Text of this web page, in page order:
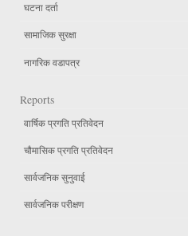
घटना दर्ता
सामाजिक सुरक्षा
नागरिक वडापत्र
Reports
वार्षिक प्रगति प्रतिवेदन
चौमासिक प्रगति प्रतिवेदन
सार्वजनिक सुनुवाई
सार्वजनिक परीक्षण